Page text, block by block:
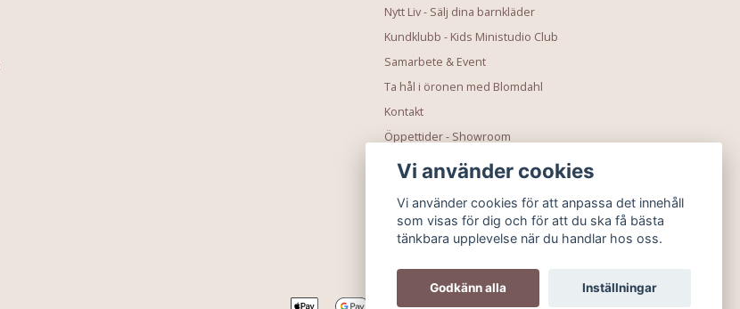
Nytt Liv - Sälj dina barnkläder
Kundklubb - Kids Ministudio Club
Samarbete & Event
Ta hål i öronen med Blomdahl
Kontakt
Öppettider - Showroom
Vi använder cookies
Vi använder cookies för att anpassa det innehåll
som visas för dig och för att du ska få bästa
tänkbara upplevelse när du handlar hos oss.
Godkänn alla Inställningar